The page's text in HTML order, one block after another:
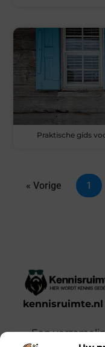
Praktische gids
« Vorige 1
Een